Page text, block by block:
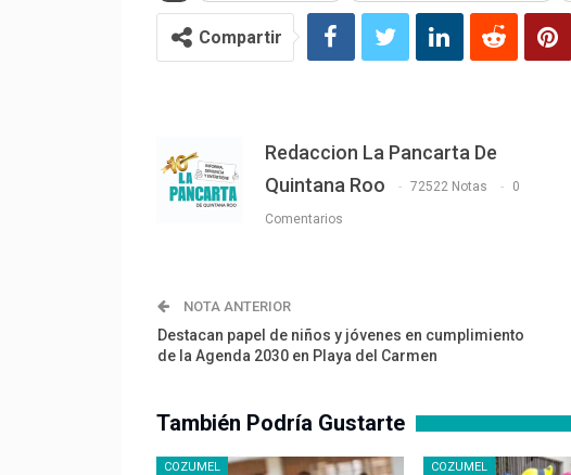
Compartir
Redaccion La Pancarta De
Quintana Roo
72522 Notas 0
Comentarios
NOTA ANTERIOR
Destacan papel de niños y jóvenes en cumplimiento
de la Agenda 2030 en Playa del Carmen
También Podría Gustarte
COZUMEL COZUMEL